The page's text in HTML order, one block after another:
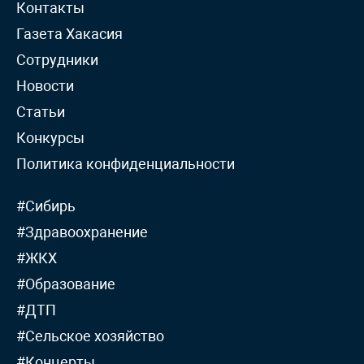
Контакты
Газета Хакасия
Сотрудники
Новости
Статьи
Конкурсы
Политика конфиденциальности
#Сибирь
#Здравоохранение
#ЖКХ
#Образование
#ДТП
#Сельское хозяйство